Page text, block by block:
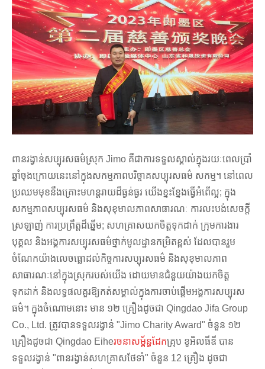
ពានរង្វាន់សប្បុរសធម៌ស្រុក Jimo គឺជាការទទួលស្គាល់ក្នុងរយៈពេលប្រាំ
ឆ្នាំចុងក្រោយនេះនៅក្នុងសកម្មភាពបរិច្ចាគសប្បុរសធម៌ សកម្ម។ នៅពេល
ប្រឈមមុខនឹងគ្រោះមហន្តរាយដ៏ធ្ងន់ធ្ងរ យើងខ្នះខ្នែងធ្វើអំពើល្អ; ក្នុង​
សកម្មភាព​សប្បុរសធម៌ និង​សុខុមាលភាព​សាធារណៈ ការ​លះបង់​សេចក្តី​
ស្រឡាញ់ ការ​ប្រព្រឹត្ត​ដ៏​ឆ្នើម; សហគ្រាសយកចិត្តទុកដាក់ ក្រុមការងារ
បុគ្គល និងអង្គការសប្បុរសធម៌ថ្នាក់មូលដ្ឋានកម្រិតខ្ពស់ ដែលបានរួម
ចំណែកយ៉ាងលេចធ្លោដល់កិច្ចការសប្បុរសធម៌ និងសុខុមាលភាព
សាធារណៈនៅក្នុងស្រុករបស់យើង ដោយមានជំនួយយ៉ាងយកចិត្ត
ទុកដាក់ និងលទ្ធផលគួរឱ្យកត់សម្គាល់ក្នុងការចាប់ផ្តើមអង្គការសប្បុរស
ធម៌។ ក្នុង​ចំណោម​នោះ មាន ១២ គ្រឿង​ដូច​ជា Qingdao Jifa Group
Co., Ltd. ត្រូវ​បាន​ទទួល​រង្វាន់ "Jimo Charity Award" ចំនួន ១២
គ្រឿង​ដូច​ជា Qingdao Eiheរចនាសម្ព័ន្ធដែកគ្រុប ខូអិលធីឌី បាន
ទទួលរង្វាន់ "ពានរង្វាន់សហគ្រាសថែទាំ" ចំនួន 12 គ្រឿង ដូចជា